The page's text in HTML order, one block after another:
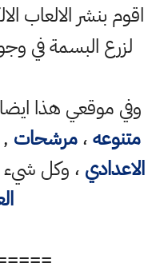
اقوم بنشر الالعاب
لزرع البسمة في
وفي موقعي هذا
متنوعه،مرشحات ,
الاعدادي ، وكل